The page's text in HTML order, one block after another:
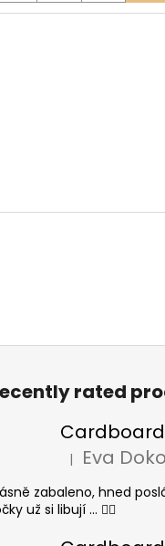
rated
The product
|
zabaleno, hned
už si libují ... 👍🏻